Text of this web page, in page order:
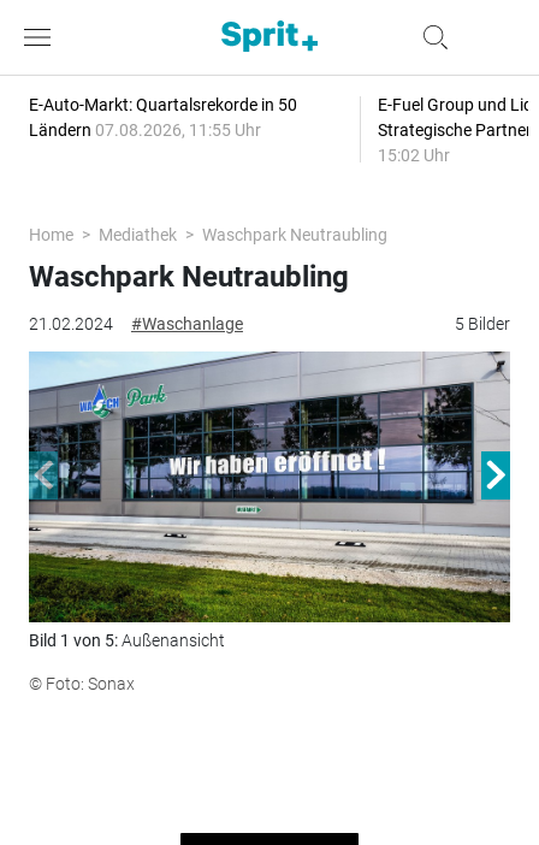
E-Auto-Markt: Quartalsrekorde in 50
Ländern 07.08.2026, 11:55 Uhr
E-Fuel Group und
Strategische
15:02 Uhr
Home Mediathek Waschpark Neutraubling
21.02.2024 #Waschanlage 5 Bilder
Waschpark Neutraubling
Bild 1 von 5:Außenansicht
© Foto: Sonax